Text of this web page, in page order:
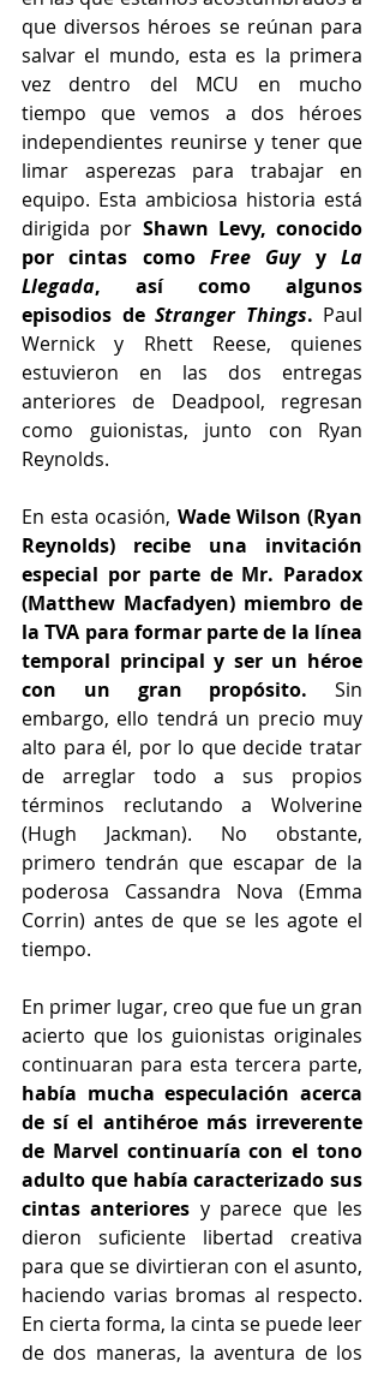
que diversos héroes se reúnan para
salvar el mundo, esta es la primera
vez dentro del MCU en mucho
tiempo que vemos a dos héroes
independientes reunirse y tener que
limar asperezas para trabajar en
equipo. Esta ambiciosa historia está
dirigida por Shawn Levy, conocido
por cintas como Free Guy y La
Llegada, así como algunos
episodios de Stranger Things. Paul
Wernick y Rhett Reese, quienes
estuvieron en las dos entregas
anteriores de Deadpool, regresan
como guionistas, junto con Ryan
Reynolds.
En esta ocasión, Wade Wilson (Ryan
Reynolds) recibe una invitación
especial por parte de Mr. Paradox
(Matthew Macfadyen) miembro de
la TVA para formar parte de la línea
temporal principal y ser un héroe
con un gran propósito. Sin
embargo, ello tendrá un precio muy
alto para él, por lo que decide tratar
de arreglar todo a sus propios
términos reclutando a Wolverine
(Hugh Jackman). No obstante,
primero tendrán que escapar de la
poderosa Cassandra Nova (Emma
Corrin) antes de que se les agote el
tiempo.
En primer lugar, creo que fue un gran
acierto que los guionistas originales
había mucha especulación acerca
de sí el antihéroe más irreverente
de Marvel continuaría con el tono
adulto que había caracterizado sus
cintas anteriores y parece que les
dieron suficiente libertad creativa
para que se divirtieran con el asunto,
haciendo varias bromas al respecto.
En cierta forma, la cinta se puede leer
de dos maneras, la aventura de los